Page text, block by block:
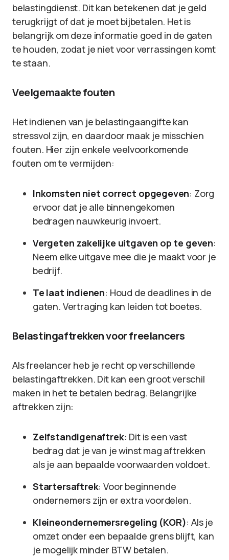
belastingdienst. Dit kan betekenen dat je geld
terugkrijgt of dat je moet bijbetalen. Het is
belangrijk om deze informatie goed in de gaten
te houden, zodat je niet voor verrassingen komt
te staan.
Veelgemaakte fouten
Het indienen van je belastingaangifte kan
stressvol zijn, en daardoor maak je misschien
fouten. Hier zijn enkele veelvoorkomende
fouten om te vermijden:
Inkomsten niet correct opgegeven: Zorg
ervoor dat je alle binnengekomen
bedragen nauwkeurig invoert.
Vergeten zakelijke uitgaven op te geven:
Neem elke uitgave mee die je maakt voor je
bedrijf.
Te laat indienen: Houd de deadlines in de
gaten. Vertraging kan leiden tot boetes.
Belastingaftrekken voor freelancers
Als freelancer heb je recht op verschillende
belastingaftrekken. Dit kan een groot verschil
maken in het te betalen bedrag. Belangrijke
aftrekken zijn:
Zelfstandigenaftrek: Dit is een vast
bedrag dat je van je winst mag aftrekken
als je aan bepaalde voorwaarden voldoet.
Startersaftrek: Voor beginnende
ondernemers zijn er extra voordelen.
Kleineondernemersregeling (KOR): Als je
omzet onder een bepaalde grens blijft, kan
je mogelijk minder BTW betalen.